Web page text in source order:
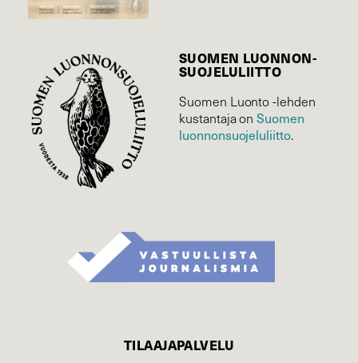
SUOMEN LUONNON­
SUOJELU­LIITTO
Suomen Luonto -lehden
kustantaja onSuomen
luonnonsuojelu­liitto.
TILAAJAPALVELU